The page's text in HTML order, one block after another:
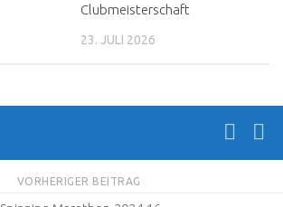
Clubmeisterschaft
23. JULI 2026
VORHERIGER BEITRAG